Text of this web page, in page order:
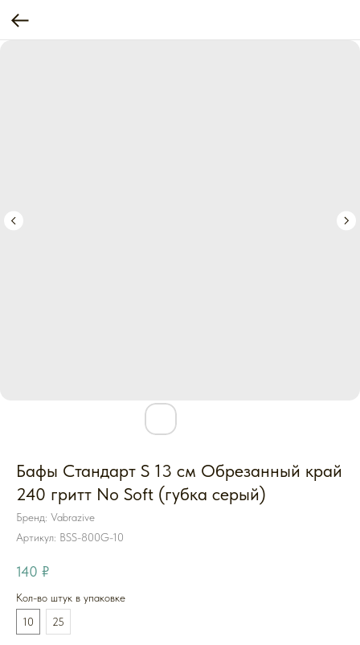
Бафы Стандарт S 13 см Обрезанный край
240 гритт No Soft (губка серый)
Бренд: Vabrazive
Артикул: BSS-800G-10
140 ₽
Кол-во штук в упаковке
10
25